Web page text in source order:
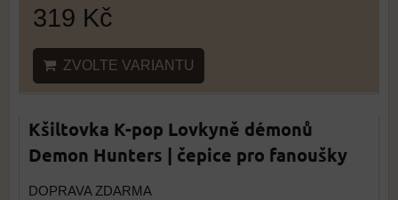
319 Kč
ZVOLTE VARIANTU
Kšiltovka K-pop Lovkyně démonů
Demon Hunters | čepice pro fanoušky
DOPRAVA ZDARMA